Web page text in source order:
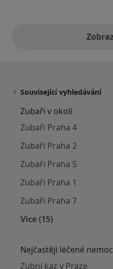
Související vyhledávání
Zubaři v okolí
Zubaři Praha 4
Zubaři Praha 2
Zubaři Praha 5
Zubaři Praha 1
Zubaři Praha 7
Více (15)
Nejčastěji léčené
Zubní kaz v Praze